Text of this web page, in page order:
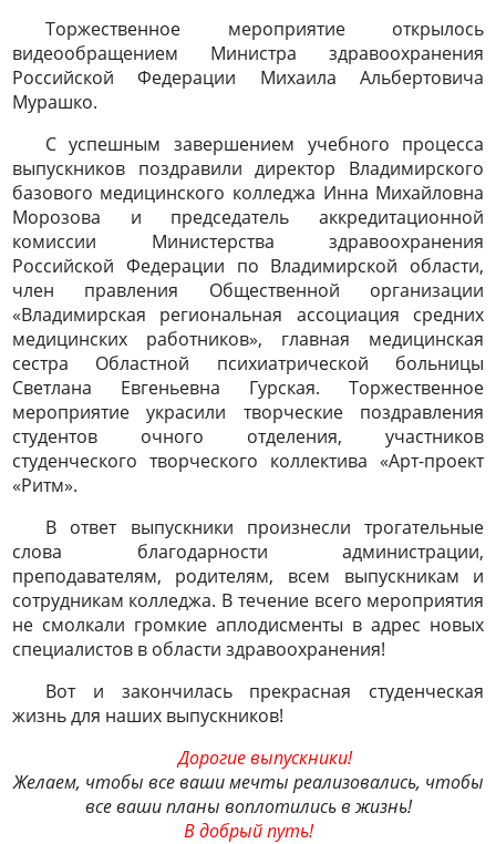
Торжественное мероприятие открылось
видеообращением Министра здравоохранения
Российской Федерации Михаила Альбертовича
Мурашко.
С успешным завершением учебного процесса
выпускников поздравили директор Владимирского
базового медицинского колледжа Инна Михайловна
Морозова и председатель аккредитационной
комиссии Министерства здравоохранения
Российской Федерации по Владимирской области,
член правления Общественной организации
«Владимирская региональная ассоциация средних
медицинских работников», главная медицинская
сестра Областной психиатрической больницы
Светлана Евгеньевна Гурская. Торжественное
мероприятие украсили творческие поздравления
студентов очного отделения, участников
студенческого творческого коллектива «Арт-проект
«Ритм».
В ответ выпускники произнесли трогательные
слова благодарности администрации,
преподавателям, родителям, всем выпускникам и
сотрудникам колледжа. В течение всего мероприятия
не смолкали громкие аплодисменты в адрес новых
специалистов в области здравоохранения!
Вот и закончилась прекрасная студенческая
жизнь для наших выпускников!
Дорогие выпускники!
Желаем, чтобы все ваши мечты реализовались, чтобы
все ваши планы воплотились в жизнь!
В добрый путь!